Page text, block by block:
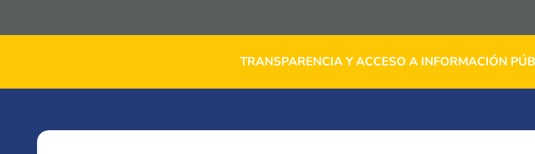
TRANSPARENCIA Y ACCESO A INFORMACIÓN